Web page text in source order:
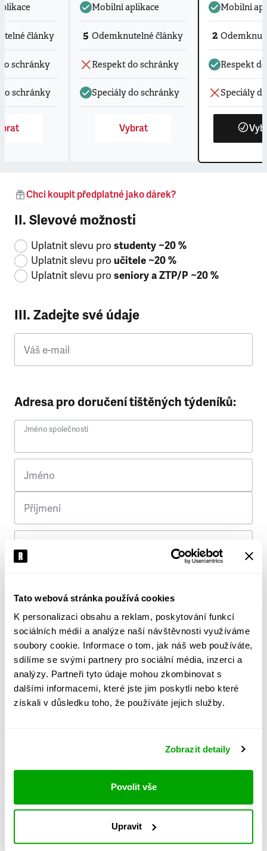
Tato webová stránka používá cookies
K personalizaci obsahu a reklam, poskytování funkcí
sociálních médií a analýze naší návštěvnosti využíváme
soubory cookie. Informace o tom, jak náš web používáte,
sdílíme se svými partnery pro sociální média, inzerci a
analýzy. Partneři tyto údaje mohou zkombinovat s
dalšími informacemi, které jste jim poskytli nebo které
získali v důsledku toho, že používáte jejich služby.
Zobrazit detaily
Povolit vše
Upravit
články
schránky
schránky
Mobilní aplikace
5 Odemknutelné články
Respekt do schránky
Speciály do schránky
Vybrat
Mobilní
2
Respekt
Speciály
Chci koupit předplatné jako dárek?
II. Slevové možnosti
Uplatnit slevu pro studenty ~20 %
Uplatnit slevu pro učitele ~20 %
Uplatnit slevu pro seniory a ZTP/P ~20 %
III. Zadejte své údaje
Váš e-mail
Adresa pro doručení tištěných týdeníků:
Jméno společnosti
Jméno
Příjmení
Ulice
Město
PSČ
Stát
doručování týdeníku Respekt v tištěné verzi, na
první vydání ve vaší schránce se můžete těšit
příští, nejpozději přespříští týden (v závislosti na